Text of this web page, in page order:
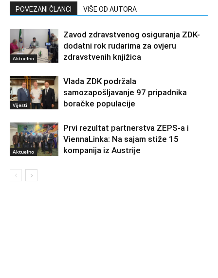
POVEZANI ČLANCI VIŠE OD AUTORA
Aktuelno
Zavod zdravstvenog osiguranja ZDK-
dodatni rok rudarima za ovjeru
zdravstvenih knjižica
Vijesti
Vlada ZDK podržala
samozapošljavanje 97 pripadnika
boračke populacije
Aktuelno
Prvi rezultat partnerstva ZEPS-a i
ViennaLinka: Na sajam stiže 15
kompanija iz Austrije